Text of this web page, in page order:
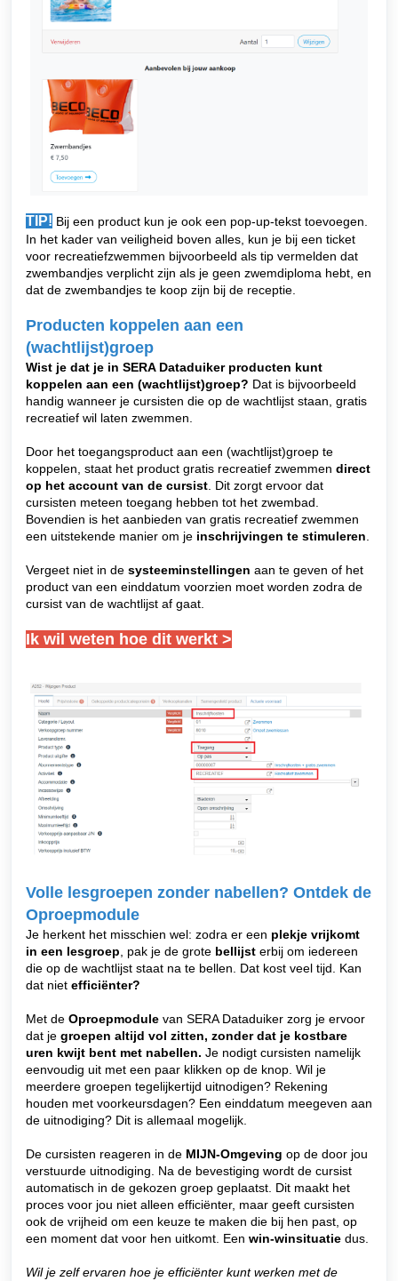
TIP! Bij een product kun je ook een pop-up-tekst toevoegen.
In het kader van veiligheid boven alles, kun je bij een ticket
voor recreatiefzwemmen bijvoorbeeld als tip vermelden dat
zwembandjes verplicht zijn als je geen zwemdiploma hebt, en
dat de zwembandjes te koop zijn bij de receptie.
Producten koppelen aan een
(wachtlijst)groep
Wist je dat je in SERA Dataduiker producten kunt
koppelen aan een (wachtlijst)groep? Dat is bijvoorbeeld
handig wanneer je cursisten die op de wachtlijst staan, gratis
recreatief wil laten zwemmen.
Door het toegangsproduct aan een (wachtlijst)groep te
koppelen, staat het product gratis recreatief zwemmen direct
op het account van de cursist . Dit zorgt ervoor dat
cursisten meteen toegang hebben tot het zwembad.
Bovendien is het aanbieden van gratis recreatief zwemmen
een uitstekende manier om je inschrijvingen te stimuleren
Vergeet niet in de systeeminstellingen aan te geven of het
product van een einddatum voorzien moet worden zodra de
cursist van de wachtlijst af gaat.
Ik wil weten hoe dit werkt >
Volle lesgroepen zonder nabellen? Ontdek de
Oproepmodule
Je herkent het misschien wel: zodra er een plekje vrijkomt
in een lesgroep , pak je de grote bellijst erbij om iedereen
die op de wachtlijst staat na te bellen. Dat kost veel tijd. Kan
dat niet efficiënter?
Met de Oproepmodule van SERA Dataduiker zorg je ervoor
dat je groepen altijd vol zitten, zonder dat je kostbare
uren kwijt bent met nabellen. Je nodigt cursisten namelijk
eenvoudig uit met een paar klikken op de knop. Wil je
meerdere groepen tegelijkertijd uitnodigen? Rekening
houden met voorkeursdagen? Een einddatum meegeven aan
de uitnodiging? Dit is allemaal mogelijk.
De cursisten reageren in de MIJN-Omgeving op de door jou
verstuurde uitnodiging. Na de bevestiging wordt de cursist
automatisch in de gekozen groep geplaatst. Dit maakt het
proces voor jou niet alleen efficiënter, maar geeft cursisten
ook de vrijheid om een keuze te maken die bij hen past, op
een moment dat voor hen uitkomt. Een win-winsituatie dus.
Wil je zelf ervaren hoe je efficiënter kunt werken met de